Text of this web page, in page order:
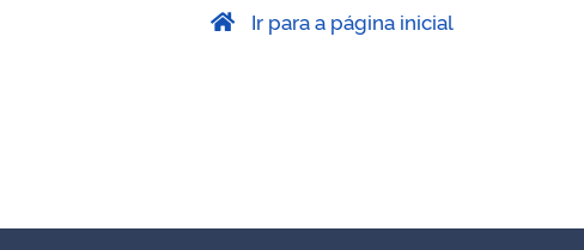
Ir para a página inicial